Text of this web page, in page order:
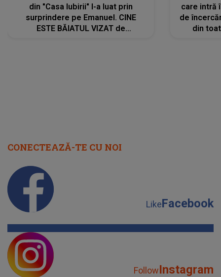
din "Casa Iubirii" l-a luat prin
surprindere pe Emanuel. CINE
ESTE BĂIATUL VIZAT de
care intră
de
din
CONECTEAZĂ-TE CU NOI
LikeFacebook
FollowInstagram